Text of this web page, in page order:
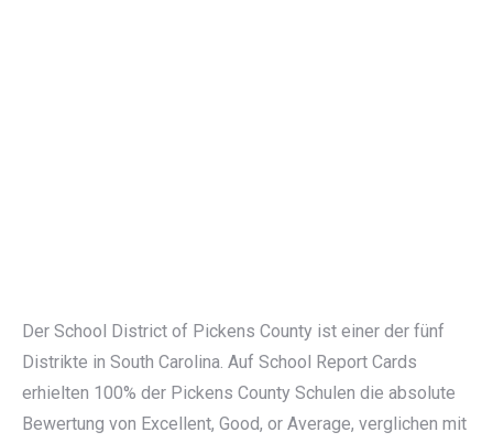
Der School District of Pickens County ist einer der fünf
Distrikte in South Carolina. Auf School Report Cards
erhielten 100% der Pickens County Schulen die absolute
Bewertung von Excellent, Good, or Average, verglichen mit